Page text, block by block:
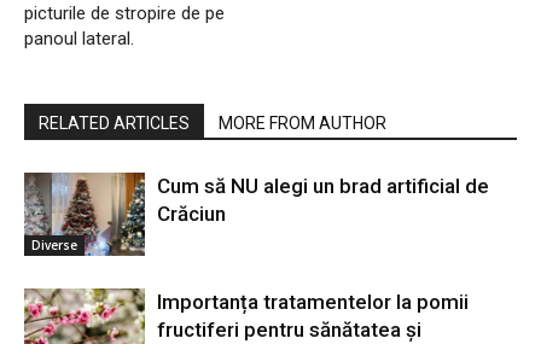
picturile de stropire de pe
panoul lateral.
RELATED ARTICLES MORE FROM AUTHOR
Diverse
Cum să NU alegi un brad artificial de
Crăciun
Importanța tratamentelor la pomii
fructiferi pentru sănătatea și